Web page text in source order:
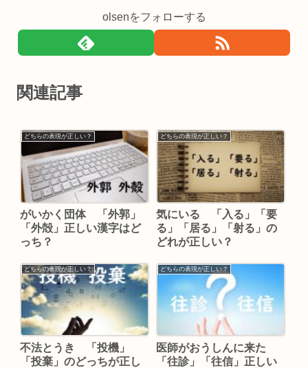
olsenをフォローする
関連記事
どちらの表現が正しい？
がいかく団体 「外郭」
「外殻」正しい漢字はど
っち？
どちらの表現が正しい？
気にいる 「入る」「要
る」「居る」「射る」の
どれが正しい？
どちらの表現が正しい？
不法とうき 「投機」
「投棄」のどっちが正し
どちらの表現が正しい？
医師がおうしんに来た
「往診」「往信」正しい